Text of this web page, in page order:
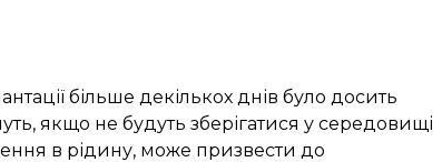
більше декількох днів було досить
якщо не будуть зберігатися у середовищі
в рідину, може призвести до